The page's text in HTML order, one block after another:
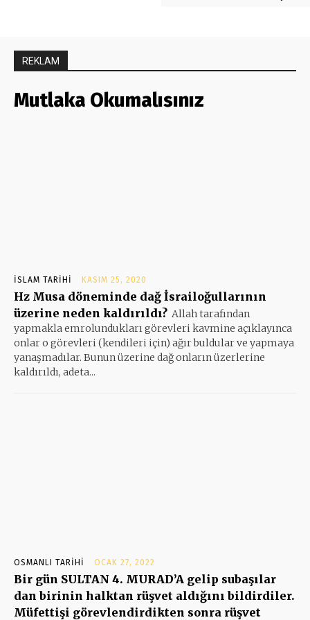
REKLAM
Mutlaka Okumalısınız
İSLAM TARIHI KASIM 25, 2020
Hz Musa döneminde dağ İsrailoğullarının
üzerine neden kaldırıldı? Allah tarafından
yapmakla emrolundukları görevleri kavmine açıklayınca
onlar o görevleri (kendileri için) ağır buldular ve yapmaya
yanaşmadılar. Bunun üzerine dağ onların üzerlerine
kaldırıldı, adeta...
OSMANLI TARIHI OCAK 27, 2022
Bir gün SULTAN 4. MURAD’A gelip subaşılar
dan birinin halktan rüşvet aldığını bildirdiler.
Müfettişi görevlendirdikten sonra rüşvet